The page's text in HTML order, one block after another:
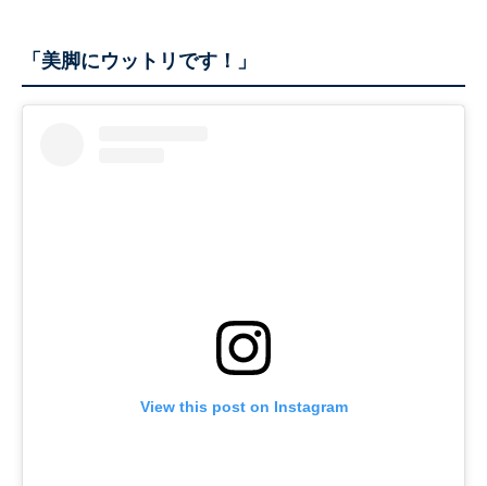
「美脚にウットリです！」
View this post on Instagram